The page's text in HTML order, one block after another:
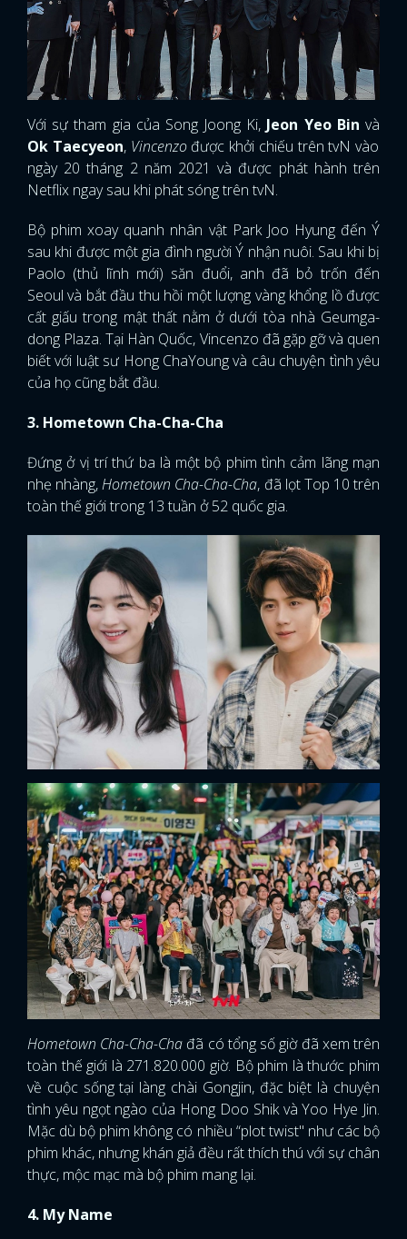
Với sự tham gia của Song Joong Ki, Jeon Yeo Binvà
Ok Taecyeon, Vincenzođược khởi chiếu trên tvN vào
ngày 20 tháng 2 năm 2021 và được phát hành trên
Netflix ngay sau khi phát sóng trên tvN.
Bộ phim xoay quanh nhân vật Park Joo Hyung đến Ý
sau khi được một gia đình người Ý nhận nuôi. Sau khi bị
Paolo (thủ lĩnh mới) săn đuổi, anh đã bỏ trốn đến
Seoul và bắt đầu thu hồi một lượng vàng khổng lồ được
cất giấu trong mật thất nằm ở dưới tòa nhà Geumga-
dong Plaza. Tại Hàn Quốc, Vincenzo đã gặp gỡ và quen
biết với luật sư Hong ChaYoung và câu chuyện tình yêu
của họ cũng bắt đầu.
3. Hometown Cha-Cha-Cha
Đứng ở vị trí thứ ba là một bộ phim tình cảm lãng mạn
nhẹ nhàng,Hometown Cha-Cha-Cha, đã lọt Top 10 trên
toàn thế giới trong 13 tuần ở 52 quốc gia.
Hometown Cha-Cha-Cha đã có tổng số giờ đã xem trên
toàn thế giới là 271.820.000 giờ. Bộ phim là thước phim
về cuộc sống tại làng chài Gongjin, đặc biệt là chuyện
tình yêu ngọt ngào của Hong Doo Shik và Yoo Hye Jin.
Mặc dù bộ phim không có nhiều “plot twist" như các bộ
phim khác, nhưng khán giả đều rất thích thú với sự chân
thực, mộc mạc mà bộ phim mang lại.
4. My Name